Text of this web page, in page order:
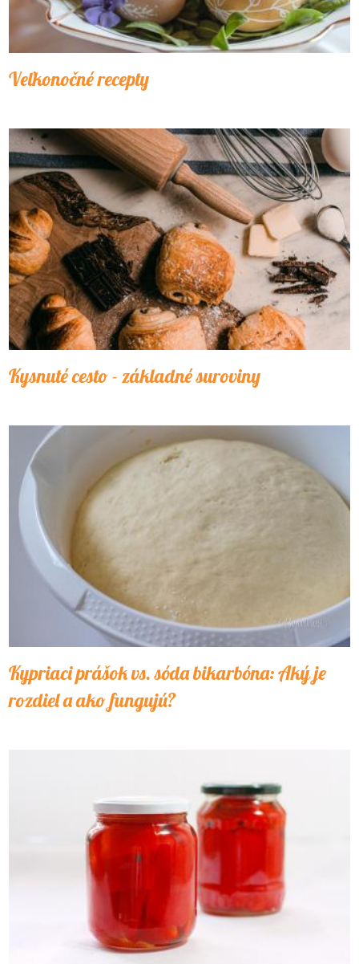
Veľkonočné recepty
Kysnuté cesto - základné suroviny
Kypriaci prášok vs. sóda bikarbóna: Aký je
rozdiel a ako fungujú?